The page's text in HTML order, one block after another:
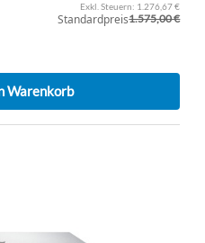
1.276,67 €
Standardpreis1.575,00 €
Warenkorb